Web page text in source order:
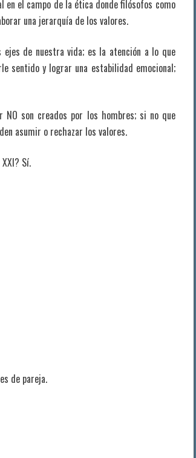
en el campo de la ética donde filósofos como
una jerarquía de los valores.
ejes de nuestra vida; es la atención a lo que
sentido y lograr una estabilidad emocional;
NO son creados por los hombres; si no que
asumir o rechazar los valores.
Sí.
de pareja.